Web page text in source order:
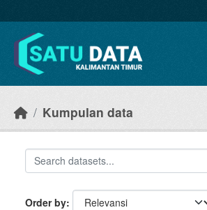
Kumpulan data
Order by